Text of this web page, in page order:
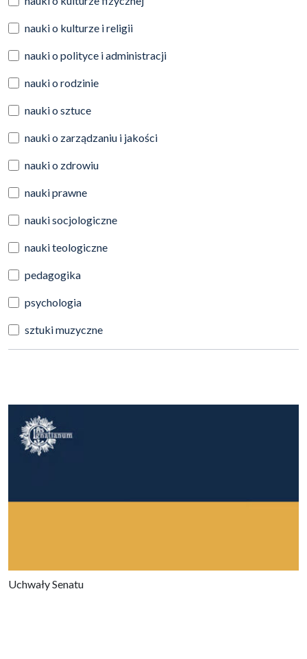
nauki o kulturze i religii
nauki o polityce i administracji
nauki o rodzinie
nauki o sztuce
nauki o zarządzaniu i jakości
nauki o zdrowiu
nauki prawne
nauki socjologiczne
nauki teologiczne
pedagogika
psychologia
sztuki muzyczne
Uchwały Senatu